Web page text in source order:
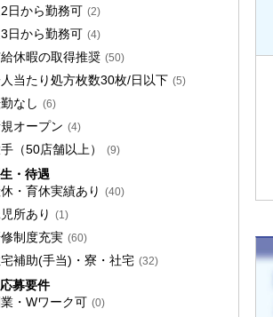
日から勤務可 (2)
日から勤務可 (4)
休暇の取得推奨 (50)
当たり処方枚数30枚/日以下 (5)
なし (6)
オープン (4)
（50店舗以上） (9)
・待遇
・育休実績あり (40)
所あり (1)
制度充実 (60)
補助(手当)・寮・社宅 (32)
募要件
・Wワーク可 (0)